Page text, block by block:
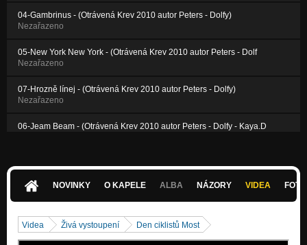
04-Gambrinus - (Otrávená Krev 2010 autor Peters - Dolfy)
Nezařazeno
05-New York New York - (Otrávená Krev 2010 autor Peters - Dolf
Nezařazeno
07-Hrozně línej - (Otrávená Krev 2010 autor Peters - Dolfy)
Nezařazeno
06-Jeam Beam - (Otrávená Krev 2010 autor Peters - Dolfy - Kaya.D
NOVINKY
O KAPELE ALBA NÁZORY VIDEA
Videa Živá vystoupení Den ciklistů Most